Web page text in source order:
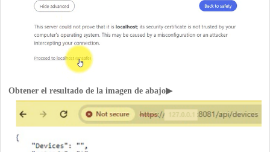
Obtener el resultado de la imagen de abajo▶